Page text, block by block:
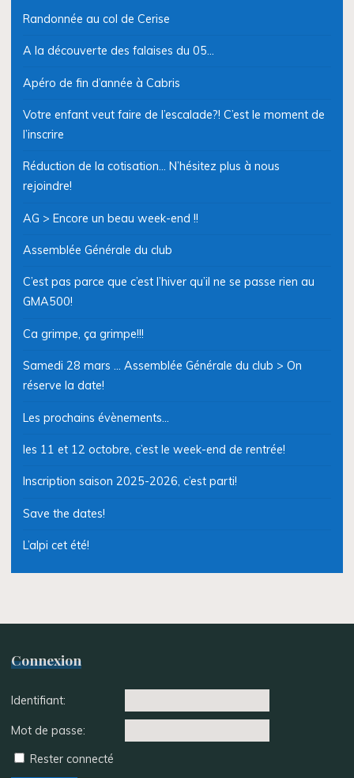
Randonnée au col de Cerise
A la découverte des falaises du 05…
Apéro de fin d’année à Cabris
Votre enfant veut faire de l’escalade?! C’est le moment de
l’inscrire
Réduction de la cotisation… N’hésitez plus à nous
rejoindre!
AG > Encore un beau week-end !!
Assemblée Générale du club
C’est pas parce que c’est l’hiver qu’il ne se passe rien au
GMA500!
Ca grimpe, ça grimpe!!!
Samedi 28 mars … Assemblée Générale du club > On
réserve la date!
Les prochains évènements…
les 11 et 12 octobre, c’est le week-end de rentrée!
Inscription saison 2025-2026, c’est parti!
Save the dates!
L’alpi cet été!
Connexion
Identifiant:
Mot de passe:
Rester connecté